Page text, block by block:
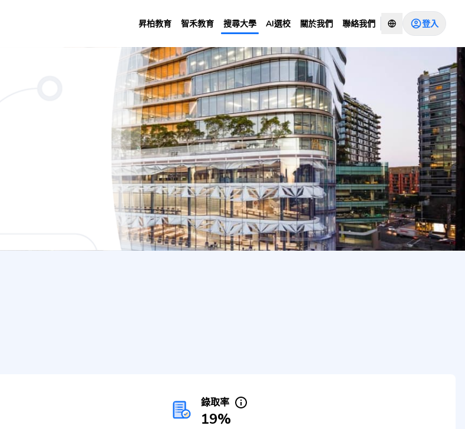
昇柏教育 智禾教育 搜尋大學 AI選校 關於我們 聯絡我們 登入
諮詢顧問
錄取率
19%